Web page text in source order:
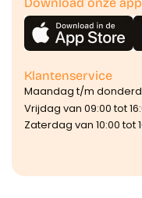
Klantenservice
Maandag t/m
Vrijdag van 09:00 tot
Zaterdag van 10:00 tot